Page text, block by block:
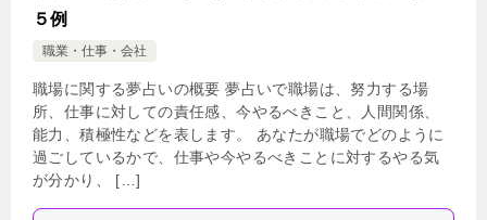
５例
職業・仕事・会社
職場に関する夢占いの概要 夢占いで職場は、努力する場
所、仕事に対しての責任感、今やるべきこと、人間関係、
能力、積極性などを表します。 あなたが職場でどのように
過ごしているかで、仕事や今やるべきことに対するやる気
が分かり、 […]